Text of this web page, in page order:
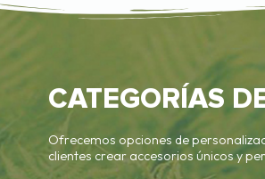
CATEGORÍAS
Ofrecemos opciones de
clientes crear accesorios únicos y